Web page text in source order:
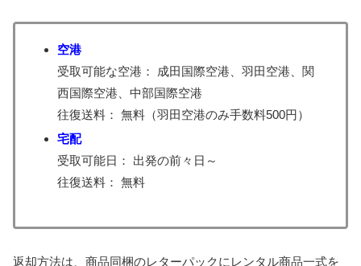
空港
受取可能な空港： 成田国際空港、羽田空港、関
西国際空港、中部国際空港
往復送料： 無料（羽田空港のみ手数料500円）
宅配
受取可能日： 出発の前々日～
往復送料： 無料
返却方法は、商品同梱のレターパックにレンタル商品一式を